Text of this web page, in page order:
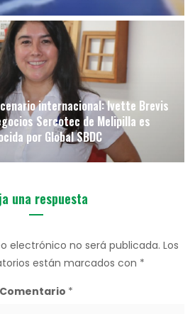
internacional: Ivette Brevis
Sercotec de Melipilla es
por Global SBDC
una respuesta
electrónico no será publicada. Los
están marcados con *
Comentario *